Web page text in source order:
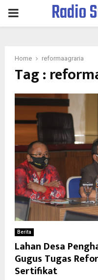
PRIMARYRadio
Home reformaagraria
Tag :
Berita
Lahan Desa
Gugus Tugas
Sertifikat